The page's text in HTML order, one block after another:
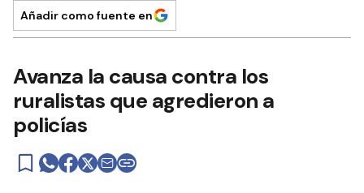
Añadir como fuente en
Avanza la causa contra los
ruralistas que agredieron a
policías